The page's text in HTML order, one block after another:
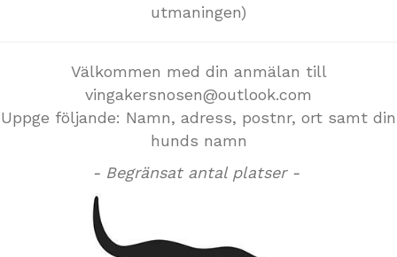
utmaningen)
Välkommen med din anmälan till
vingakersnosen@outlook.com
Uppge följande: Namn, adress, postnr, ort samt din
hunds namn
- Begränsat antal platser -